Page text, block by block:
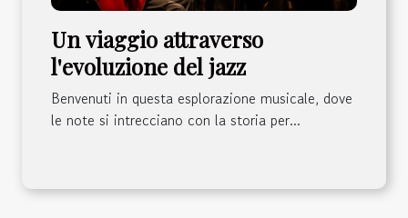
Un viaggio attraverso
l'evoluzione del jazz
Benvenuti in questa esplorazione musicale, dove
le note si intrecciano con la storia per...